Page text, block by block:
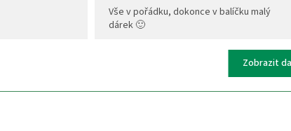
Vše v pořádku, dokonce v balíčku malý
dárek 🙂
Zobrazit